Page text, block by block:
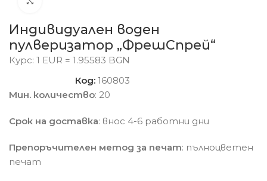
Индивидуален воден
пулверизатор „ФрешСпрей“
Курс: 1 EUR = 1.95583 BGN
Код:160803
Мин. количество: 20
Срок на доставка: внос 4-6 работни дни
Препоръчителен метод за печат: пълноцветен
печат